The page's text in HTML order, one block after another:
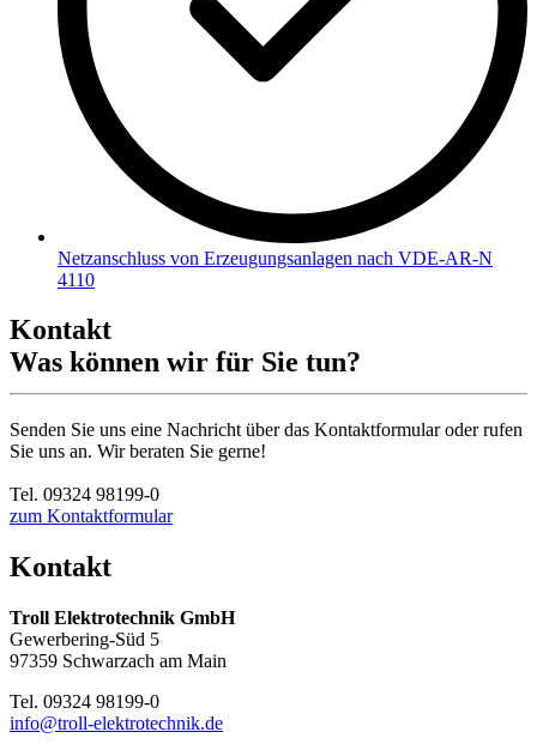
Netzanschluss von Erzeugungsanlagen nach VDE-AR-N
4110
Kontakt
Was können wir für Sie tun?
Senden Sie uns eine Nachricht über das Kontaktformular oder rufen
Sie uns an. Wir beraten Sie gerne!
Tel. 09324 98199-0
zum Kontaktformular
Kontakt
Troll Elektrotechnik GmbH
Gewerbering-Süd 5
97359 Schwarzach am Main
Tel. 09324 98199-0
info@troll-elektrotechnik.de